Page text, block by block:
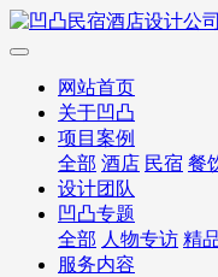
网站首页
关于凹凸
项目案例
全部 酒店 民宿 餐
设计团队
凹凸专题
全部 人物专访 精
服务内容